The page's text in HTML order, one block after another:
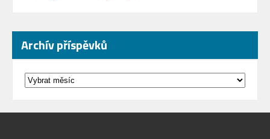
Archív příspěvků
Archív